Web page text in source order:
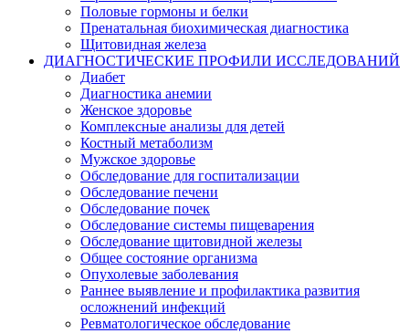
Половые гормоны и белки
Пренатальная биохимическая диагностика
Щитовидная железа
ДИАГНОСТИЧЕСКИЕ ПРОФИЛИ ИССЛЕДОВАНИЙ
Диабет
Диагностика анемии
Женское здоровье
Комплексные анализы для детей
Костный метаболизм
Мужское здоровье
Обследование для госпитализации
Обследование печени
Обследование почек
Обследование системы пищеварения
Обследование щитовидной железы
Общее состояние организма
Опухолевые заболевания
Раннее выявление и профилактика развития
осложнений инфекций
Ревматологическое обследование